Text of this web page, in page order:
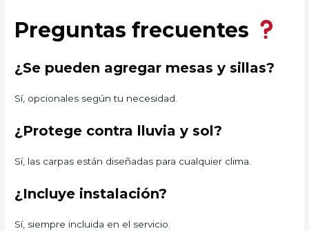
Preguntas frecuentes
¿Se pueden agregar mesas y sillas?
Sí, opcionales según tu necesidad.
¿Protege contra lluvia y sol?
Sí, las carpas están diseñadas para cualquier clima.
¿Incluye instalación?
Sí, siempre incluida en el servicio.